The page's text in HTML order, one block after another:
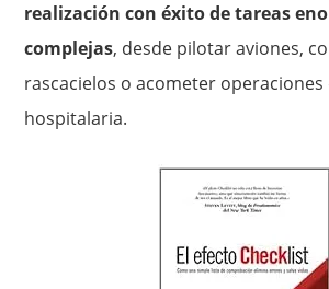
realización con éxito de tareas
complejas, desde pilotar aviones,
rascacielos o acometer operaciones
hospitalaria.